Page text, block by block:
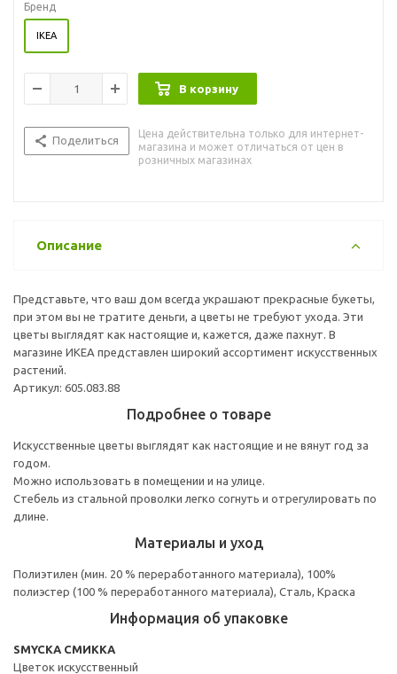
Бренд
IKEA
В корзину
Поделиться
Цена действительна только для интернет-
магазина и может отличаться от цен в
розничных магазинах
Описание
Представьте, что ваш дом всегда украшают прекрасные букеты,
при этом вы не тратите деньги, а цветы не требуют ухода. Эти
цветы выглядят как настоящие и, кажется, даже пахнут. В
магазине ИКЕА представлен широкий ассортимент искусственных
растений.
Артикул: 605.083.88
Подробнее о товаре
Искусственные цветы выглядят как настоящие и не вянут год за
годом.
Можно использовать в помещении и на улице.
Стебель из стальной проволки легко согнуть и отрегулировать по
длине.
Материалы и уход
Полиэтилен (мин. 20 % переработанного материала), 100%
полиэстер (100 % переработанного материала), Сталь, Краска
Информация об упаковке
SMYCKA СМИККА
Цветок искусственный